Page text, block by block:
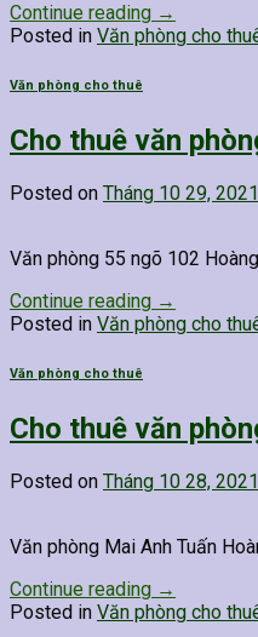
Continue reading →
Posted in Văn phòng cho
Văn phòng cho thuê
Cho thuê văn
Posted on Tháng 10 29, 2021
Văn phòng 55 ngõ 102
Continue reading →
Posted in Văn phòng cho
Văn phòng cho thuê
Cho thuê văn
Posted on Tháng 10 28, 2021
Văn phòng Mai Anh Tuấn
Continue reading →
Posted in Văn phòng cho